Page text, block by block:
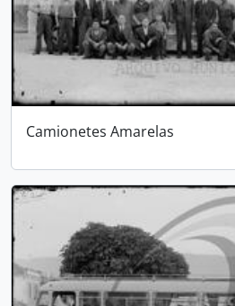
Camionetes Amarelas